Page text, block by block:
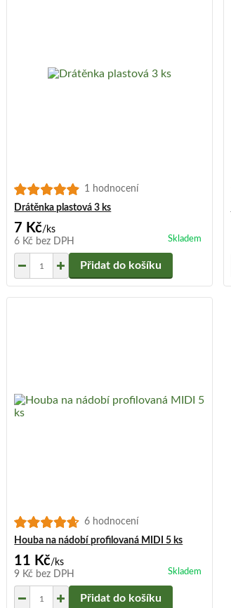
1 hodnocení
Drátěnka plastová 3 ks
7 Kč/ ks
6 Kč bez DPH Skladem
Přidat do košíku
6 hodnocení
Houba na nádobí profilovaná MIDI 5 ks
11 Kč/ ks
9 Kč bez DPH Skladem
Přidat do košíku